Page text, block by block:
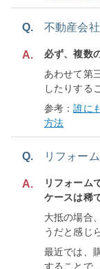
Q. 不動産会
A.
必ず、複数
あわせて第
したりする
参考：誰に
方法
Q. リフォー
A.
リフォーム
ケースは稀
大抵の場合
うだと感じ
最近では、
することで